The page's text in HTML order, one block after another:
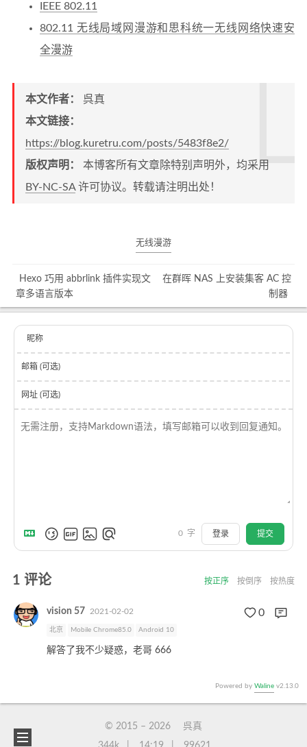
IEEE 802.11
802.11 无线局域网漫游和思科统一无线网络快速安
全漫游
本文作者： 呉真
本文链接：
https://blog.kuretru.com/posts/5483f8e2/
版权声明： 本博客所有文章除特别声明外，均采用
BY-NC-SA许可协议。转载请注明出处！
无线漫游
Hexo 巧用 abbrlink 插件实现文
章多语言版本
在群晖 NAS 上安装集客 AC 控
制器
昵称
邮箱 (可选)
网址 (可选)
0 字 登录 提交
1 评论 按正序 按倒序 按热度
vision 57 2021-02-02 0
北京 Mobile Chrome85.0 Android 10
解答了我不少疑惑，老哥 666
Powered by Waline v2.13.0
© 2015 – 2026
呉真